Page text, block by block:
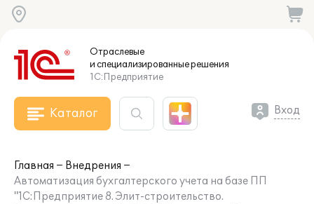
Отраслевые
и специализированныерешения
1С:Предприятие
Каталог Вход
Главная
Внедрения
Автоматизация бухгалтерского учета на базе ПП
"1С:Предприятие 8. Элит-строительство.